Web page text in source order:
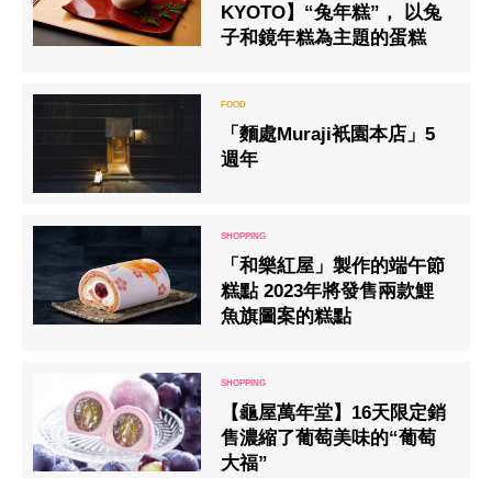
KYOTO】“兔年糕”， 以兔
子和鏡年糕為主題的蛋糕
「麵處Muraji衹園本店」5
週年
「和樂紅屋」製作的端午節
糕點 2023年將發售兩款鯉
魚旗圖案的糕點
【龜屋萬年堂】16天限定銷
售濃縮了葡萄美味的“葡萄
大福”